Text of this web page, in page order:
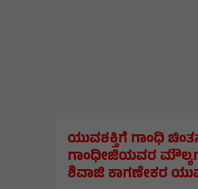
ಯುವಶಕ್ತಿಗೆ ಗಾಂಧಿ
ಗಾಂಧೀಜಿಯವರ
ಶಿವಾಜಿ ಕಾಗಣೇಕರ